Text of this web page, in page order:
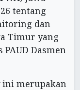
tentang
dan
Timur yang
Dasmen
ini merupakan